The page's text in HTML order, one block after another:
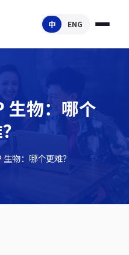
中 ENG
生物：哪个
物：哪个更难？